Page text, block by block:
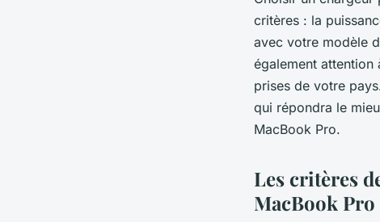
critères : la
avec votre modèle
également attention
prises de votre
qui répondra le
MacBook Pro.
Les critères
MacBook Pro